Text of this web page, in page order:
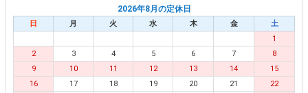
2026年8月の定休日
日 月 火 水 木 金
土
1
2
3 4 5 6 7
8
9
10 11 12 13 14
15
16
17 18 19 20 21
22